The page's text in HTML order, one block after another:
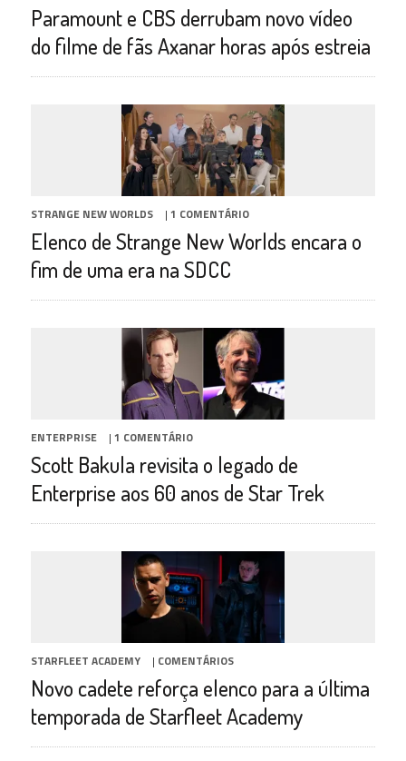
Paramount e CBS derrubam novo vídeo
do filme de fãs Axanar horas após estreia
STRANGE NEW WORLDS | 1 COMENTÁRIO
Elenco de Strange New Worlds encara o
fim de uma era na SDCC
ENTERPRISE | 1 COMENTÁRIO
Scott Bakula revisita o legado de
Enterprise aos 60 anos de Star Trek
STARFLEET ACADEMY | COMENTÁRIOS
Novo cadete reforça elenco para a última
temporada de Starfleet Academy